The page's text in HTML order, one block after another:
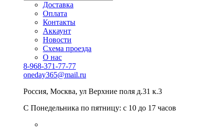
Доставка
Оплата
Контакты
Аккаунт
Новости
Схема проезда
О нас
8-968-371-77-77
oneday365@mail.ru
Россия, Москва, ул Верхние поля д.31 к.3
С Понедельника по пятницу: с 10 до 17 часов